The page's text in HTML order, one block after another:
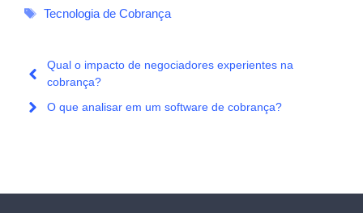
Tags
Tecnologia de Cobrança
Qual o impacto de negociadores experientes na
cobrança?
O que analisar em um software de cobrança?